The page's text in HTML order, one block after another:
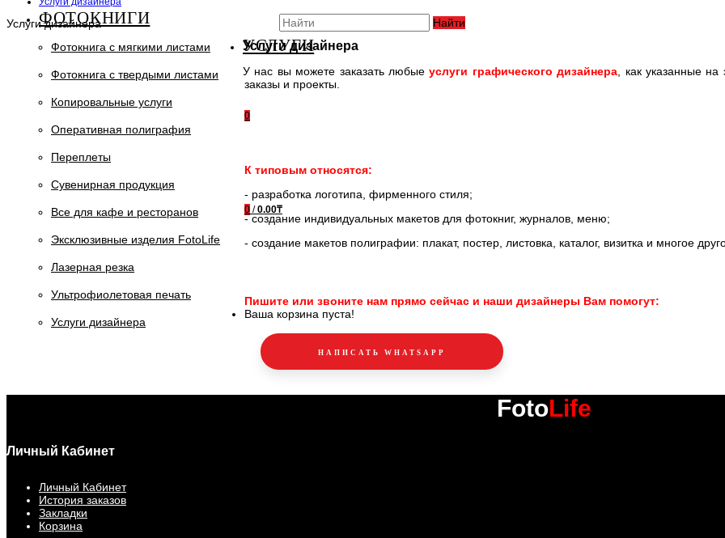
ФОТОКНИГИ
Фотокнига с мягкими листами
Фотокнига с твердыми листами
УСЛУГИ
Копировальные услуги
Оперативная полиграфия
Переплеты
Сувенирная продукция
Все для кафе и ресторанов
Эксклюзивные изделия FotoLife
Лазерная резка
Ультрофиолетовая печать
Услуги дизайнера
Найти
0
0 / 0.00₸
Ваша корзина пуста!
Услуги дизайнера
Услуги дизайнера
У нас вы можете заказать любыеуслуги графического дизайнера , как указанные
заказы и проекты.
К типовым относятся:
- разработка логотипа, фирменного стиля;
- создание индивидуальных макетов для фотокниг, журналов, меню;
- создание макетов полиграфии: плакат, постер, листовка, каталог, визитка и многое
Пишите или звоните нам прямо сейчас и наши дизайнеры Вам помогут:
НАПИСАТЬ WHATSAPP
FotoLife
Личный Кабинет
Личный Кабинет
История заказов
Закладки
Корзина